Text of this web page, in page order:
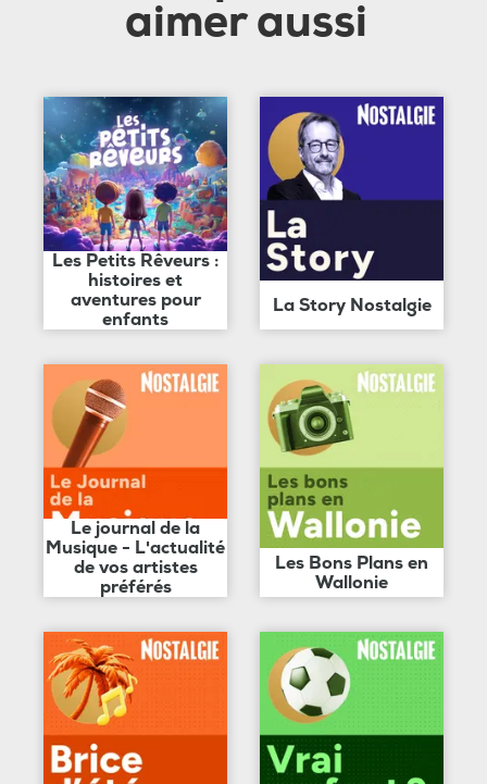
aimer aussi
Les Petits Rêveurs :
histoires et
aventures pour
enfants
La Story Nostalgie
Le journal de la
Musique - L'actualité
de vos artistes
préférés
Les Bons Plans en
Wallonie